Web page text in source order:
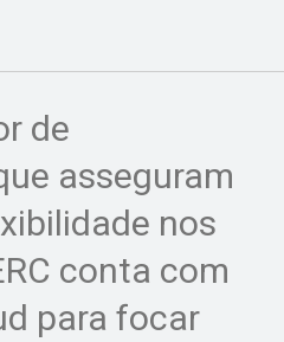
de
asseguram
nos
conta com
para focar